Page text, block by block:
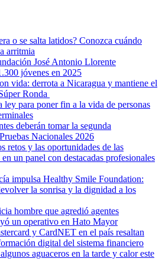
o se salta latidos? Conozca cuándo
arritmia
José Antonio Llorente
jóvenes en 2025
vida: derrota a Nicaragua y mantiene el
Ronda
ley para poner fin a la vida de personas
deberán tomar la segunda
Nacionales 2026
retos y las oportunidades de las
un panel con destacadas profesionales
impulsa Healthy Smile Foundation:
la sonrisa y la dignidad a los
hombre que agredió agentes
un operativo en Hato Mayor
y CardNET en el país resaltan
digital del sistema financiero
aguaceros en la tarde y calor este